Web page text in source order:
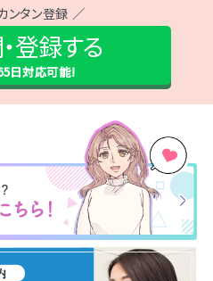
ンタン登録 ／
登録する
日対応可能!